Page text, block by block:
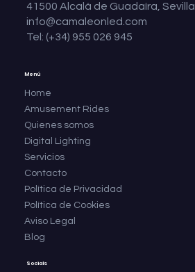
Menú
Home
Amusement Rides
Quienes somos
Digital Lighting
Servicios
Contacto
Política de Privacidad
Política de Cookies
Aviso Legal
Blog
41500 Alcalá de Guadaíra, Sevilla
info@camaleonled.com
Tel: (+34) 955 026 945
Socials